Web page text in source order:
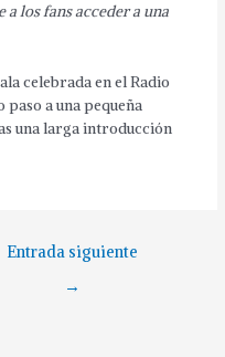
los fans acceder a una
celebrada en el Radio
a una pequeña
una larga introducción
Entrada siguiente
→